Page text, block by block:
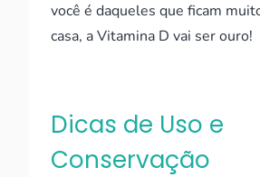
você é daqueles que ficam
casa, a Vitamina D vai ser ouro!
Dicas de Uso e
Conservação